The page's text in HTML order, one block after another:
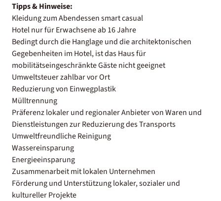
Tipps & Hinweise:
Kleidung zum Abendessen smart casual
Hotel nur für Erwachsene ab 16 Jahre
Bedingt durch die Hanglage und die architektonischen
Gegebenheiten im Hotel, ist das Haus für
mobilitätseingeschränkte Gäste nicht geeignet
Umweltsteuer zahlbar vor Ort
Reduzierung von Einwegplastik
Mülltrennung
Präferenz lokaler und regionaler Anbieter von Waren und
Dienstleistungen zur Reduzierung des Transports
Umweltfreundliche Reinigung
Wassereinsparung
Energieeinsparung
Zusammenarbeit mit lokalen Unternehmen
Förderung und Unterstützung lokaler, sozialer und
kultureller Projekte